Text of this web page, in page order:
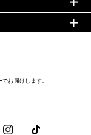
お届けします。